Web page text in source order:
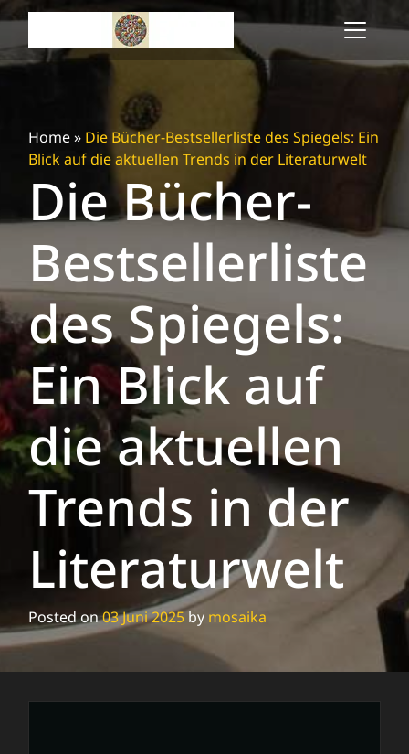
Skip
content
Home» Die Bücher-Bestsellerliste des Spiegels: Ein
Blick auf die aktuellen Trends in der Literaturwelt
Die Bücher-
Bestsellerliste
des Spiegels:
Ein Blick auf
die aktuellen
Trends in der
Literaturwelt
Posted on03 Juni 2025by mosaika